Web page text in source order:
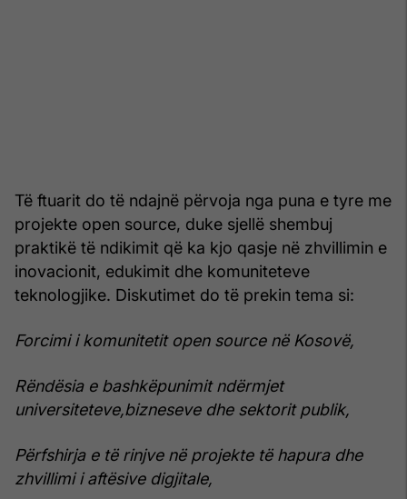
Të ftuarit do të ndajnë përvoja nga puna e tyre me
projekte open source, duke sjellë shembuj
praktikë të ndikimit që ka kjo qasje në zhvillimin e
inovacionit, edukimit dhe komuniteteve
teknologjike. Diskutimet do të prekin tema si:
Forcimi i komunitetit open source në Kosovë,
Rëndësia e bashkëpunimit ndërmjet
universiteteve,bizneseve dhe sektorit publik,
Përfshirja e të rinjve në projekte të hapura dhe
zhvillimi i aftësive digjitale,